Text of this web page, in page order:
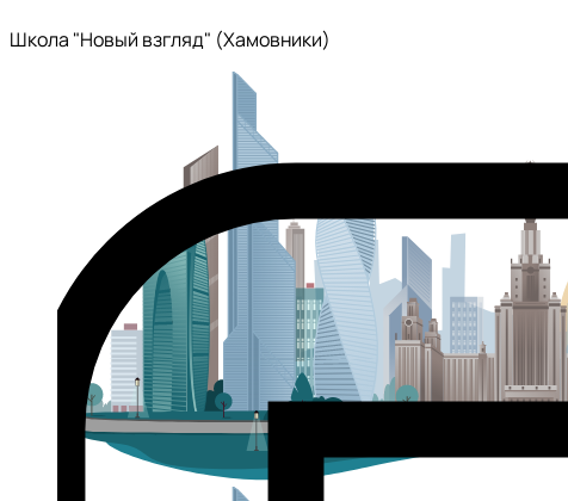
Школа "Новый взгляд" (Хамовники)